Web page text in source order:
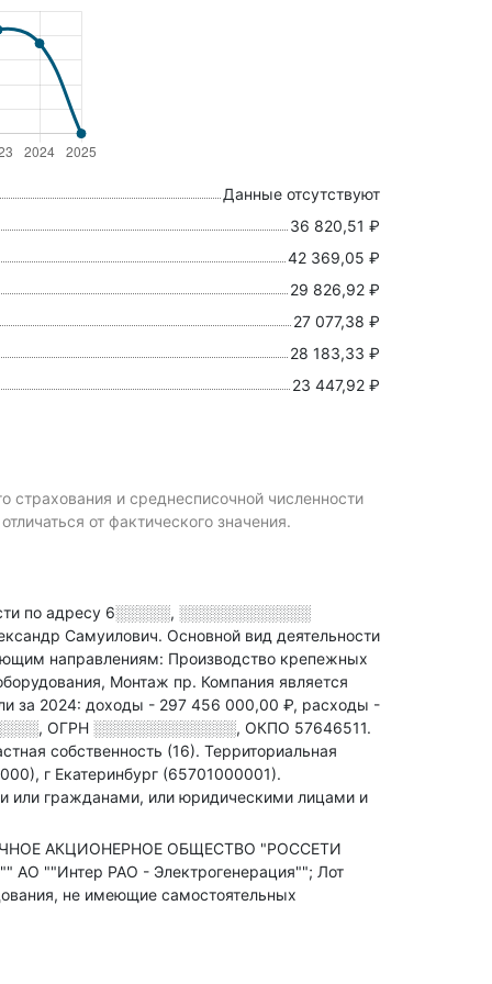
Данные отсутствуют
36 820,51 ₽
42 369,05 ₽
29 826,92 ₽
27 077,38 ₽
28 183,33 ₽
23 447,92 ₽
страхования и среднесписочной численности
от фактического значения.
по адресу 6░░░░░, ░░░░░░░░░░░░
Самуилович. Основной вид деятельности
направлениям: Производство крепежных
Монтаж пр. Компания является
за 2024: доходы - 297 456 000,00 ₽, расходы -
, ОГРН ░░░░░░░░░░░░░, ОКПО 57646511.
собственность (16). Территориальная
г Екатеринбург (65701000001).
или гражданами, или юридическими лицами и
АКЦИОНЕРНОЕ ОБЩЕСТВО "РОССЕТИ
АО ""Интер РАО - Электрогенерация""; Лот
не имеющие самостоятельных